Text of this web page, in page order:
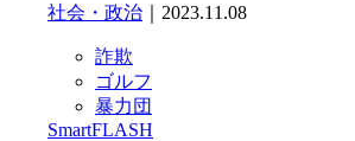
社会・政治 ｜2023.11.08
詐欺
ゴルフ
暴力団
SmartFLASH